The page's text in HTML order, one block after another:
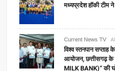
मध्यप्रदेश हॉकी टीम
Current News TV
विश्व स्तनपान
आयोजन, छत्तीसगढ़ के
MILK BANK)” की